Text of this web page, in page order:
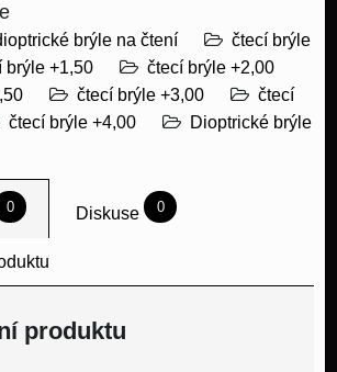
brýle na čtení
čtecí brýle
brýle +1,50
čtecí brýle +2,00
čtecí brýle +3,00
čtecí
čtecí brýle +4,00
Dioptrické brýle
0 Diskuse 0
produktu